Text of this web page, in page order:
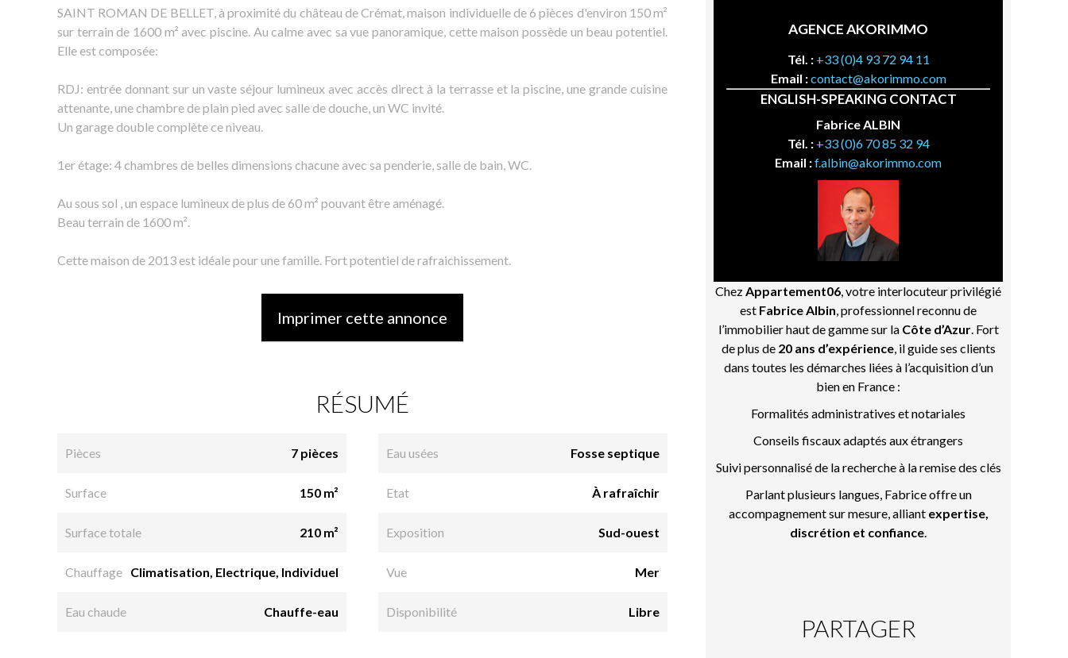
SAINT ROMAN DE BELLET, à proximité du château de Crémat, maison individuelle de 6 pièces d'environ 150 m²
sur terrain de 1600 m² avec piscine. Au calme avec sa vue panoramique, cette maison possède un beau potentiel.
Elle est composée:
RDJ: entrée donnant sur un vaste séjour lumineux avec accès direct à la terrasse et la piscine, une grande cuisine
attenante, une chambre de plain pied avec salle de douche, un WC invité.
Un garage double complète ce niveau.
1er étage: 4 chambres de belles dimensions chacune avec sa penderie, salle de bain, WC.
Au sous sol , un espace lumineux de plus de 60 m² pouvant être aménagé.
Beau terrain de 1600 m².
Cette maison de 2013 est idéale pour une famille. Fort potentiel de rafraichissement.
Imprimer cette annonce
RÉSUMÉ
Pièces 7 pièces
Surface 150 m²
Surface totale 210 m²
Chauffage Climatisation, Electrique, Individuel
Eau chaude Chauffe-eau
Eau usées Fosse septique
Etat À rafraîchir
Exposition Sud-ouest
Vue Mer
Disponibilité Libre
AGENCE AKORIMMO
Tél. : +33 (0)4 93 72 94 11
Email :contact@akorimmo.com
ENGLISH-SPEAKING CONTACT
Fabrice ALBIN
Tél. : +33 (0)6 70 85 32 94
Email :f.albin@akorimmo.com
ChezAppartement06, votre interlocuteur privilégié
est Fabrice Albin, professionnel reconnu de
l’immobilier haut de gamme sur la Côte d’Azur. Fort
de plus de 20 ans d’expérience, il guide ses clients
dans toutes les démarches liées à l’acquisition d’un
bien en France :
Formalités administratives et notariales
Conseils fiscaux adaptés aux étrangers
Suivi personnalisé de la recherche à la remise des clés
Parlant plusieurs langues, Fabrice offre un
accompagnement sur mesure, alliant expertise,
discrétion et confiance.
PARTAGER